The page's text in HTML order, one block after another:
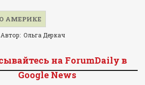
АМЕРИКЕ
Автор: Ольга Деркач
на ForumDaily в
Google News